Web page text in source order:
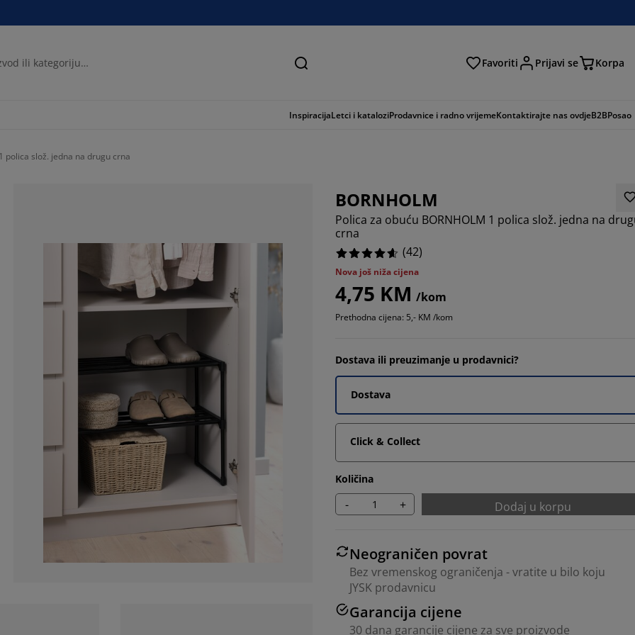
Traži Favoriti Prijavi se Korpa
InspiracijaLetci i kataloziProdavnice i radno vrijemeKontaktirajte nas ovdjeB2BPosao
polica slož. jedna na drugu crna
BORNHOLM
Polica za obuću BORNHOLM 1 polica slož. jedna na
crna
(42)
Nova još niža cijena
4,75 KM /kom
Prethodna cijena: 5,- KM /kom
Dostava ili preuzimanje u prodavnici?
Dostava
Click & Collect
Količina
- + Dodaj u korpu
Neograničen povrat
Bez vremenskog ograničenja - vratite u bilo koju
JYSK prodavnicu
Garancija cijene
30 dana garancije cijene za sve proizvode
7.142857142857142%
2.380952380952381%